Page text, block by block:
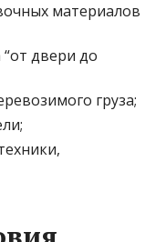
материалов
двери до
груза;